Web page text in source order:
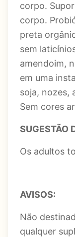
corpo.
corpo.
preta
sem
amendoim,
em uma
soja, nozes,
Sem cores
SUGESTÃO
Os adultos
AVISOS:
Não
qualquer